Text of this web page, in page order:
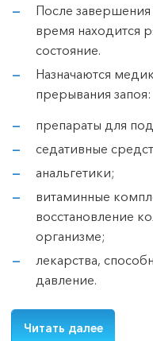
После
время находится
состояние.
Назначаются
прерывания запоя:
препараты для
седативные
анальгетики;
витаминные
восстановление
организме;
лекарства,
давление.
Читать далее